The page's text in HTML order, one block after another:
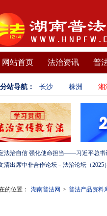
网站首页 法治资讯 普
分站导航： 长沙 株洲 湘
的位置： 湖南普法网 > 普法产品资料